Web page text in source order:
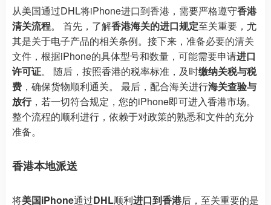
从美国通过DHL将iPhone进口到香港，需要严格遵守香港
清关流程。 首先，了解香港海关的进口规定至关重要，尤
其是关于电子产品的相关条例。接下来，准备必要的清关
文件，根据iPhone的具体型号和数量，可能需要申请进口
许可证。 随后，按照香港的税率标准，及时缴纳关税与税
费 ，确保货物顺利通关。 最后，配合海关进行海关查验与
放行，若一切符合规定，您的iPhone即可进入香港市场。
整个流程的顺利进行，依赖于对政策的熟悉和文件的充分
准备。
香港本地派送
将美国iPhone通过DHL顺利进口到香港后，至关重要的是